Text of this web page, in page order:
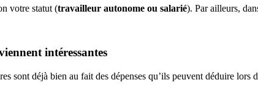
votre statut (travailleur autonome ou salarié). Par ailleurs,
intéressantes
sont déjà bien au fait des dépenses qu’ils peuvent déduire